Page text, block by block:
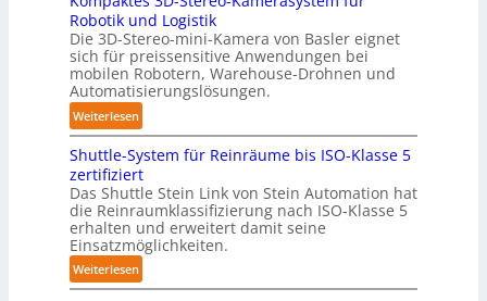
f
ü
r
T
a
u
h
r
o
b
o
t
e
i
e
r
u
n
g
s
t
r
e
f
f
0
-
H
a
n
d
l
n
g
-
S
y
s
t
Robotik und Logistik
Die 3D-Stereo-mini-Kamera von Basler eignet
sich für preissensitive Anwendungen bei
mobilen Robotern, Warehouse-Drohnen und
Automatisierungslösungen.
Weiterlesen:
K
o
m
p
a
k
t
e
Shuttle-System für Reinräume bis ISO-Klasse 5
zertifiziert
Das Shuttle Stein Link von Stein Automation hat
die Reinraumklassifizierung nach ISO-Klasse 5
erhalten und erweitert damit seine
Einsatzmöglichkeiten.
Weiterlesen:
S